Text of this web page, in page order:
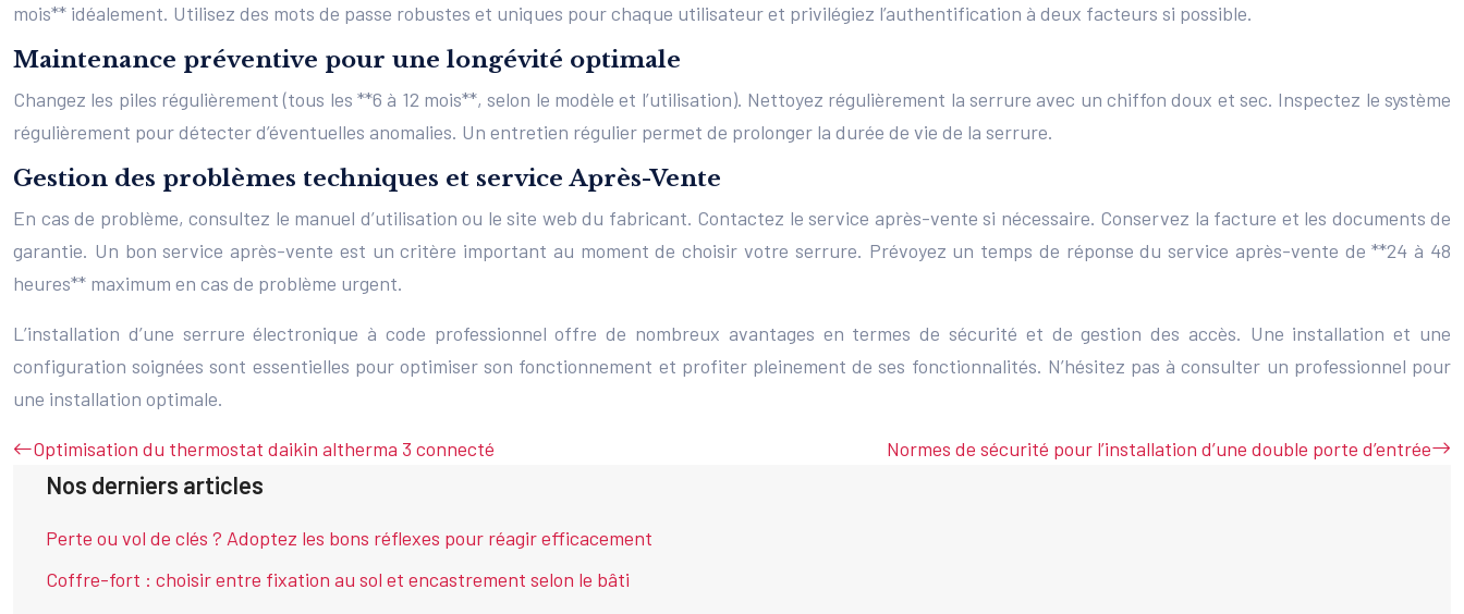
mois** idéalement. Utilisez des mots de passe robustes et uniques pour chaque utilisateur et privilégiez l’authentification à deux facteurs si possible.
Maintenance préventive pour une longévité optimale
Changez les piles régulièrement (tous les **6 à 12 mois**, selon le modèle et l’utilisation). Nettoyez régulièrement la serrure avec un chiffon doux et sec. Inspectez le système
régulièrement pour détecter d’éventuelles anomalies. Un entretien régulier permet de prolonger la durée de vie de la serrure.
Gestion des problèmes techniques et service Après-Vente
En cas de problème, consultez le manuel d’utilisation ou le site web du fabricant. Contactez le service après-vente si nécessaire. Conservez la facture et les documents de
garantie. Un bon service après-vente est un critère important au moment de choisir votre serrure. Prévoyez un temps de réponse du service après-vente de **24 à 48
heures** maximum en cas de problème urgent.
L’installation d’une serrure électronique à code professionnel offre de nombreux avantages en termes de sécurité et de gestion des accès. Une installation et une
configuration soignées sont essentielles pour optimiser son fonctionnement et profiter pleinement de ses fonctionnalités. N’hésitez pas à consulter un professionnel pour
une installation optimale.
Optimisation du thermostat daikin altherma 3 connecté Normes de sécurité pour l’installation d’une double porte d’entrée
Nos derniers articles
Perte ou vol de clés ? Adoptez les bons réflexes pour réagir efficacement
Coffre-fort : choisir entre fixation au sol et encastrement selon le bâti